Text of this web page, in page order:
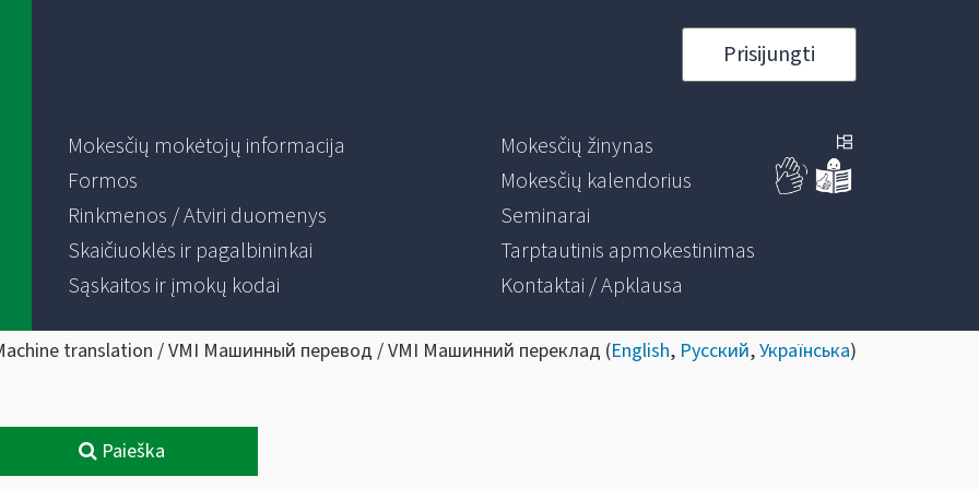
Prisijungti
Mokesčių mokėtojų informacija
Formos
Rinkmenos / Atviri duomenys
Skaičiuoklės ir pagalbininkai
Sąskaitos ir įmokų kodai
Mokesčių žinynas
Mokesčių kalendorius
Seminarai
Tarptautinis apmokestinimas
Kontaktai / Apklausa
translation / VMI Машинный перевод / VMI Машинний переклад (English, Русский,Українська)
Paieška